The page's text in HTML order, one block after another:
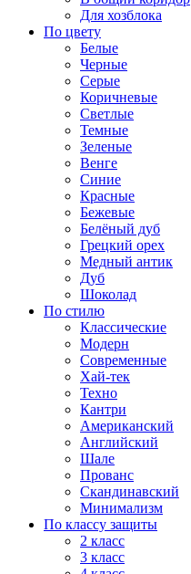
Для хозблока
По цвету
Белые
Черные
Серые
Коричневые
Светлые
Темные
Зеленые
Венге
Синие
Красные
Бежевые
Белёный дуб
Грецкий орех
Медный антик
Дуб
Шоколад
По стилю
Классические
Модерн
Современные
Хай-тек
Техно
Кантри
Американский
Английский
Шале
Прованс
Скандинавский
Минимализм
По классу защиты
2 класс
3 класс